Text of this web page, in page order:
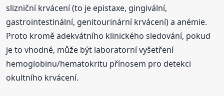
slizniční krvácení (to je epistaxe, gingivální,
gastrointestinální, genitourinární krvácení) a anémie.
Proto kromě adekvátního klinického sledování, pokud
je to vhodné, může být laboratorní vyšetření
hemoglobinu/hematokritu přínosem pro detekci
okultního krvácení.